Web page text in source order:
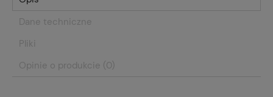
Dane techniczne
Pliki
Opinie o produkcie (0)